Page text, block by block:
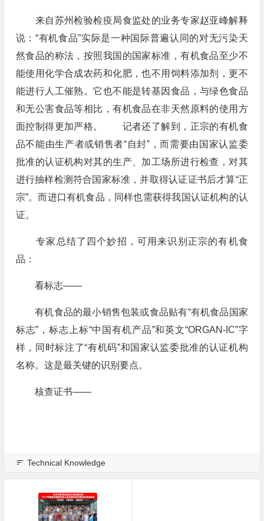
来自苏州检验检疫局食监处的业务专家赵亚峰解释
说：“有机食品”实际是一种国际普遍认同的对无污染天
然食品的称法，按照我国的国家标准，有机食品至少不
能使用化学合成农药和化肥，也不用饲料添加剂，更不
能进行人工催熟。它也不能是转基因食品，与绿色食品
和无公害食品等相比，有机食品在非天然原料的使用方
面控制得更加严格。 记者还了解到，正宗的有机食
品不能由生产者或销售者“自封”，而需要由国家认监委
批准的认证机构对其的生产、加工场所进行检查，对其
进行抽样检测符合国家标准，并取得认证证书后才算“正
宗”。而进口有机食品，同样也需获得我国认证机构的认
证。
专家总结了四个妙招，可用来识别正宗的有机食
品：
看标志——
有机食品的最小销售包装或食品贴有“有机食品国家
标志”，标志上标“中国有机产品”和英文“ORGAN-IC”字
样，同时标注了“有机码”和国家认监委批准的认证机构
名称。这是最关键的识别要点。
核查证书——
Technical Knowledge